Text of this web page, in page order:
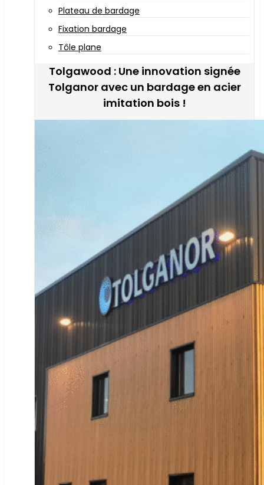
Plateau de bardage
Fixation bardage
Tôle plane
Tolgawood : Une innovation signée
Tolganor avec un bardage en acier
imitation bois !